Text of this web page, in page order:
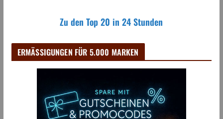
Zu den Top 20 in 24 Stunden
ERMÄSSIGUNGEN FÜR 5.000 MARKEN